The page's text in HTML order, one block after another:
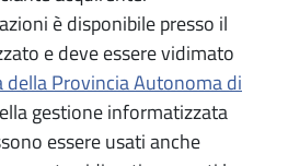
è disponibile presso il
e deve essere vidimato
della Provincia Autonoma di
gestione informatizzata
essere usati anche